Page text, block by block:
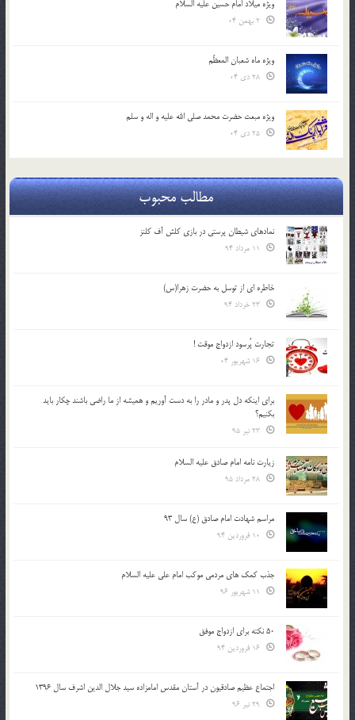
ویژه میلاد امام حسین علیه السلام
ویژه ماه شعبان المعظّم
ویژه مبعث حضرت محمد صلی الله علیه و اله و سلم
مطالب محبوب
نمادهای شیطان پرستی در بازی کلش آف کلنز
خاطره ای از توسل به حضرت زهرا(س)
تجارت پُرسود ازدواج موقت !
براي اينكه دل پدر و مادر را به دست آوريم و هميشه از ما راضي باشند چكار بايد
بكنيم؟
زیارت نامه امام صادق علیه السلام
مراسم شهادت امام صادق (ع) سال 93
جذب کمک های مردمی موکب امام علی علیه السلام
50 نکته برای ازدواج موفق
اجتماع عظیم صادقیون در آستان مقدس امامزاده سید جلال الدین اشرف سال 1396